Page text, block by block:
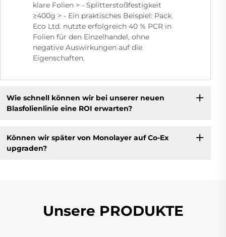
klare Folien > - Splitterstoßfestigkeit
≥400g > - Ein praktisches Beispiel: Pack
Eco Ltd. nutzte erfolgreich 40 % PCR in
Folien für den Einzelhandel, ohne
negative Auswirkungen auf die
Eigenschaften.
Wie schnell können wir bei unserer neuen
Blasfolienlinie eine ROI erwarten?
Können wir später von Monolayer auf Co-Ex
upgraden?
Unsere PRODUKTE